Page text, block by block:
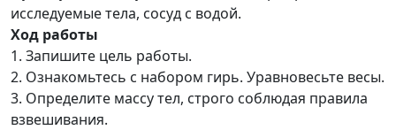
исследуемые тела, сосуд с водой.
Ход работы
1. Запишите цель работы.
2. Ознакомьтесь с набором гирь. Уравновесьте весы.
3. Определите массу тел, строго соблюдая правила
взвешивания.